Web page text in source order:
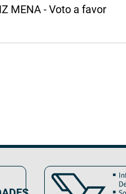
MENA - Voto a favor